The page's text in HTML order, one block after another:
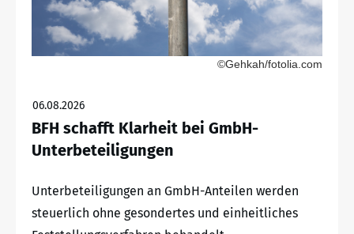
©Gehkah/fotolia.com
06.08.2026
BFH schafft Klarheit bei GmbH-
Unterbeteiligungen
Unterbeteiligungen an GmbH-Anteilen werden
steuerlich ohne gesondertes und einheitliches